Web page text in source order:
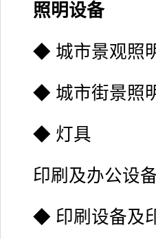
照明设备
◆ 城市景观照
◆ 城市街景照
◆ 灯具
印刷及办公设
◆ 印刷设备及